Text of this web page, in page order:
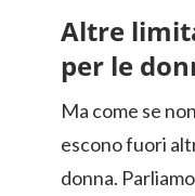
Altre
per le
Ma come se
escono fuori
donna.